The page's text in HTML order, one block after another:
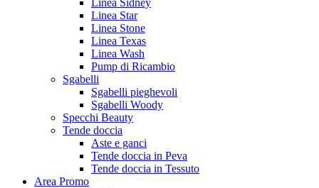
Linea Sidney
Linea Star
Linea Stone
Linea Texas
Linea Wash
Pump di Ricambio
Sgabelli
Sgabelli pieghevoli
Sgabelli Woody
Specchi Beauty
Tende doccia
Aste e ganci
Tende doccia in Peva
Tende doccia in Tessuto
Area Promo